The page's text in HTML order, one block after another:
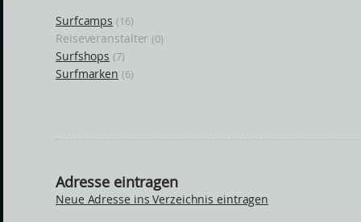
Surfcamps (16)
Reiseveranstalter(0)
Surfshops (7)
Surfmarken (6)
Adresse eintragen
Neue Adresse ins Verzeichnis eintragen